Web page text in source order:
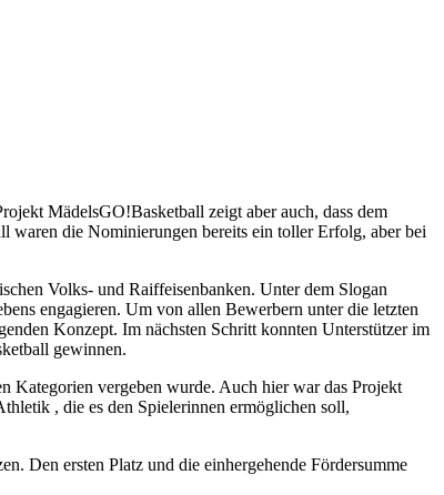
MädelsGO!Basketball zeigt aber auch, dass dem
waren die Nominierungen bereits ein toller Erfolg, aber bei
Volks- und Raiffeisenbanken. Unter dem Slogan
engagieren. Um von allen Bewerbern unter die letzten
Konzept. Im nächsten Schritt konnten Unterstützer im
gewinnen.
Kategorien vergeben wurde. Auch hier war das Projekt
, die es den Spielerinnen ermöglichen soll,
Den ersten Platz und die einhergehende Fördersumme